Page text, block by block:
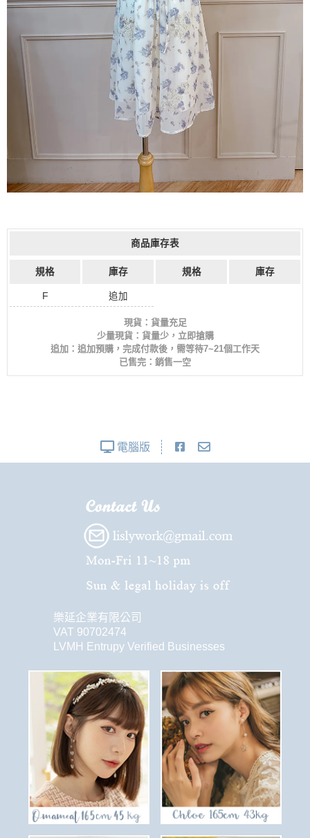
商品庫存表
規格 庫存 規格 庫存
F 追加
現貨：貨量充足
少量現貨：貨量少，立即搶購
追加：追加預購，完成付款後，需等待7~21個工作天
已售完：銷售一空
電腦版
樂延企業有限公司
VAT 90702474
LVMH Entrupy Verified Businesses